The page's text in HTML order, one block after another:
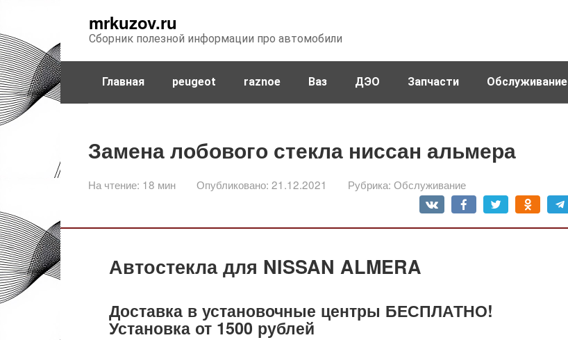
контенту
mrkuzov.ru
Сборник полезной информации про автомобили
Главная peugeot raznoe Ваз ДЭО Запчасти Обслуживание
Замена лобового стекла ниссан альмера
На чтение: 18 мин Опубликовано: 21.12.2021 Рубрика: Обслуживание
Автостекла для NISSAN ALMERA
Доставка в установочные центры БЕСПЛАТНО!
Установка от 1500 рублей